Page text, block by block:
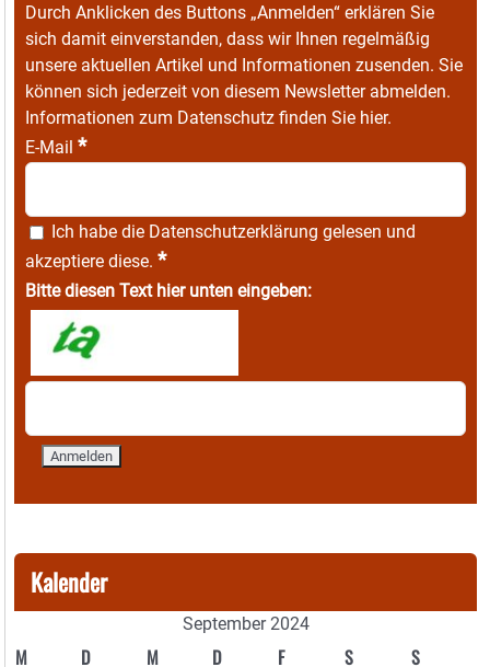
Durch Anklicken des Buttons „Anmelden“ erklären Sie
sich damit einverstanden, dass wir Ihnen regelmäßig
unsere aktuellen Artikel und Informationen zusenden. Sie
können sich jederzeit von diesem Newsletter abmelden.
Informationen zum Datenschutz finden Sie hier.
E-Mail *
Ich habe die Datenschutzerklärung gelesen und
akzeptiere diese. *
Bitte diesen Text hier unten eingeben:
Kalender
September 2024
M D M D F S S